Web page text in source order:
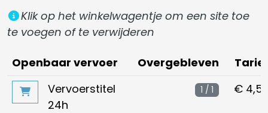
Klik op het winkelwagentje om een site toe
te voegen of te verwijderen
Openbaar vervoer Overgebleven
Vervoerstitel
24h
1 / 1 €